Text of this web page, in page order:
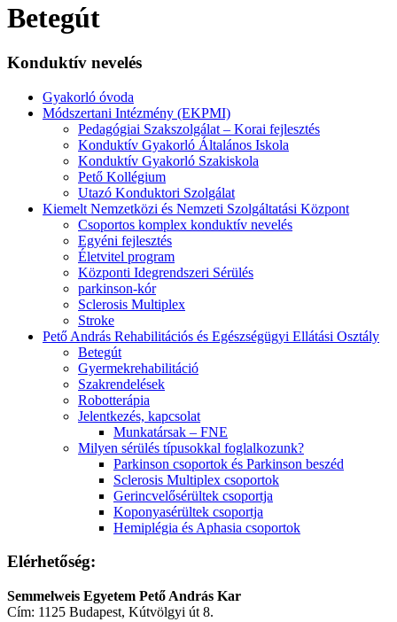
Betegút
Konduktív nevelés
Gyakorló óvoda
Módszertani Intézmény (EKPMI)
Pedagógiai Szakszolgálat – Korai fejlesztés
Konduktív Gyakorló Általános Iskola
Konduktív Gyakorló Szakiskola
Pető Kollégium
Utazó Konduktori Szolgálat
Kiemelt Nemzetközi és Nemzeti Szolgáltatási Központ
Csoportos komplex konduktív nevelés
Egyéni fejlesztés
Életvitel program
Központi Idegrendszeri Sérülés
parkinson-kór
Sclerosis Multiplex
Stroke
Pető András Rehabilitációs és Egészségügyi Ellátási Osztály
Betegút
Gyermekrehabilitáció
Szakrendelések
Robotterápia
Jelentkezés, kapcsolat
Munkatársak – FNE
Milyen sérülés típusokkal foglalkozunk?
Parkinson csoportok és Parkinson beszéd
Sclerosis Multiplex csoportok
Gerincvelősérültek csoportja
Koponyasérültek csoportja
Hemiplégia és Aphasia csoportok
Elérhetőség:
Semmelweis Egyetem Pető András Kar
Cím: 1125 Budapest, Kútvölgyi út 8.